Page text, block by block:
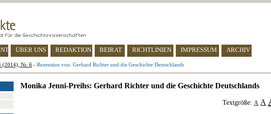
ÜBER UNS REDAKTION BEIRAT RICHTLINIEN IMPRESSUM ARCHIV
(2014), Nr. 6 - Rezension von: Gerhard Richter und die Geschichte Deutschlands
Monika Jenni-Preihs: Gerhard Richter und die Geschichte Deutschlands
Textgröße: A A